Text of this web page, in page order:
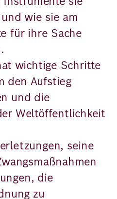
wie sie am
für ihre Sache
wichtige Schritte
den Aufstieg
und die
Weltöffentlichkeit
seine
die
zu